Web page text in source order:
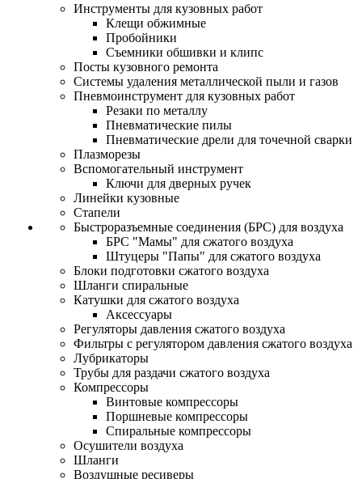
Инструменты для кузовных работ
Клещи обжимные
Пробойники
Съемники обшивки и клипс
Посты кузовного ремонта
Системы удаления металлической пыли и газов
Пневмоинструмент для кузовных работ
Резаки по металлу
Пневматические пилы
Пневматические дрели для точечной сварки
Плазморезы
Вспомогательный инструмент
Ключи для дверных ручек
Линейки кузовные
Стапели
Быстроразъемные соединения (БРС) для воздуха
БРС "Мамы" для сжатого воздуха
Штуцеры "Папы" для сжатого воздуха
Блоки подготовки сжатого воздуха
Шланги спиральные
Катушки для сжатого воздуха
Аксессуары
Регуляторы давления сжатого воздуха
Фильтры с регулятором давления сжатого воздуха
Лубрикаторы
Трубы для раздачи сжатого воздуха
Компрессоры
Винтовые компрессоры
Поршневые компрессоры
Спиральные компрессоры
Осушители воздуха
Шланги
Воздушные ресиверы